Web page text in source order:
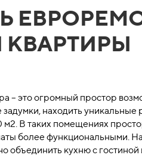
– это огромный простор
задумки, находить
м2. В таких помещениях
более функциональными.
объединить кухню с